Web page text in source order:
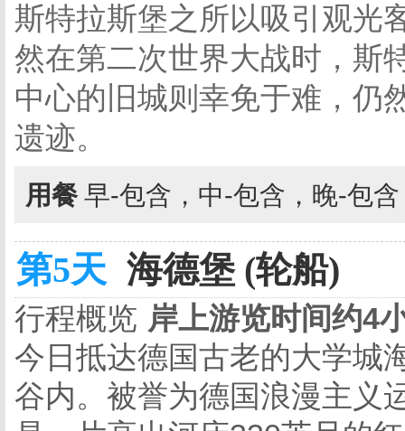
斯特拉斯堡之所以吸引观光
然在第二次世界大战时，斯
中心的旧城则幸免于难，仍
遗迹。
用餐 早-包含，中-包含，晚-包
第5天 海德堡 (轮船)
行程概览 岸上游览时间约4
今日抵达德国古老的大学城
谷内。被誉为德国浪漫主义